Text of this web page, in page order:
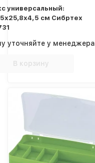
универсальный:
cм Сибртех
уточняйте у менеджера
В корзину